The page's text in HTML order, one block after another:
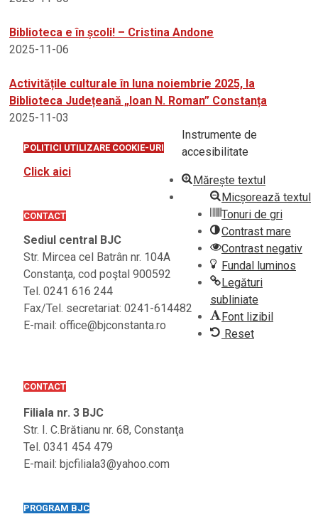
Biblioteca e în școli! – Cristina Andone
2025-11-06
Activitățile culturale în luna noiembrie 2025, la
Biblioteca Județeană „Ioan N. Roman” Constanța
2025-11-03
POLITICI UTILIZARE COOKIE-URI
Click aici
CONTACT
Sediul central BJC
Str. Mircea cel Batrân nr. 104A
Constanţa, cod poştal 900592
Tel. 0241 616 244
Fax/Tel. secretariat: 0241-614482
E-mail: office@bjconstanta.ro
CONTACT
Filiala nr. 3 BJC
Str. I. C.Brătianu nr. 68, Constanţa
Tel. 0341 454 479
E-mail: bjcfiliala3@yahoo.com
PROGRAM BJC
Instrumente de
accesibilitate
Mărește textul
Micșorează textul
Tonuri de gri
Contrast mare
Contrast negativ
Fundal luminos
Legături
subliniate
Font lizibil
Reset